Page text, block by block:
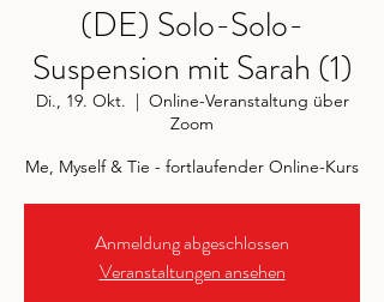
(DE) Solo-Solo-
Suspension mit Sarah (1)
Di., 19. Okt.
  |
Online-Veranstaltung über
Zoom
Me, Myself & Tie - fortlaufender Online-Kurs
Anmeldung abgeschlossen
Veranstaltungen ansehen